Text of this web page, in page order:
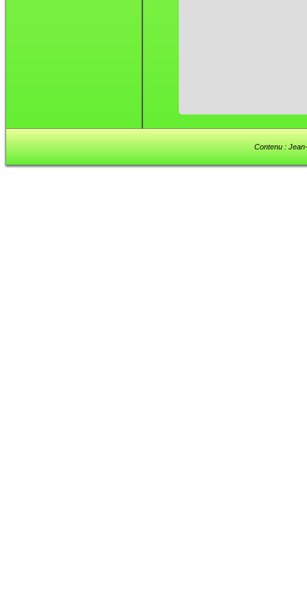
Contenu :